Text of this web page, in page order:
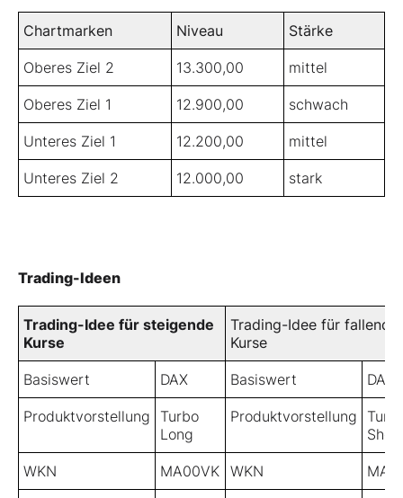
Chartmarken Niveau Stärke
Oberes Ziel 2 13.300,00 mittel
Oberes Ziel 1 12.900,00 schwach
Unteres Ziel 1 12.200,00 mittel
Unteres Ziel 2 12.000,00 stark
Trading-Ideen
Trading-Idee für steigende
Kurse
Trading-Idee für fallende
Kurse
Basiswert DAX Basiswert DAX
Produktvorstellung
Turbo
Long
Produktvorstellung
Short
WKN MA00VK WKN